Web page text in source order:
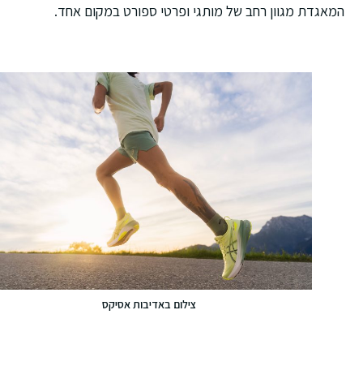
המאגדת מגוון רחב של מותגי ופרטי ספורט במקום אחד.
צילום באדיבות אסיקס